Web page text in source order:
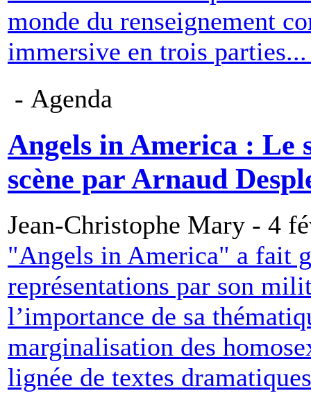
monde du renseignement
immersive en trois
- Agenda
Angels in America : Le
scène par Arnaud
Jean-Christophe Mary - 4
"Angels in America" a fait
représentations par son
l’importance de sa
marginalisation des
lignée de textes